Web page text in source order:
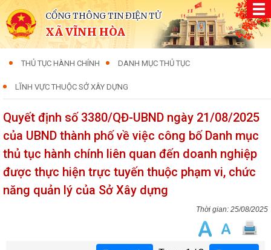
CỔNG THÔNG TIN ĐIỆN TỬ
XÃ VĨNH HÒA
THỦ TỤC HÀNH CHÍNH DANH MỤC THỦ TỤC
LĨNH VỰC THUỘC SỞ XÂY DỰNG
Quyết định số 3380/QĐ-UBND ngày 21/08/2025
của UBND thành phố về việc công bố Danh mục
thủ tục hành chính liên quan đến doanh nghiệp
được thực hiện trực tuyến thuộc phạm vi, chức
năng quản lý của Sở Xây dựng
25/08/2025